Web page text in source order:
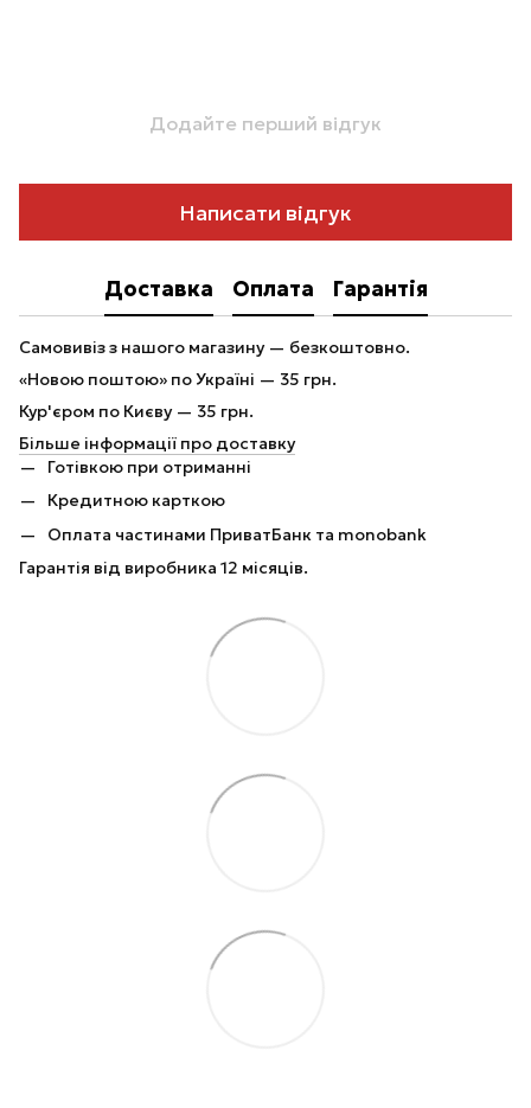
Додайте перший відгук
Написати відгук
Доставка Оплата Гарантія
Самовивіз з нашого магазину — безкоштовно.
«Новою поштою» по Україні — 35 грн.
Кур'єром по Києву — 35 грн.
Більше інформації про доставку
Готівкою при отриманні
Кредитною карткою
Оплата частинами ПриватБанк та monobank
Гарантія від виробника 12 місяців.